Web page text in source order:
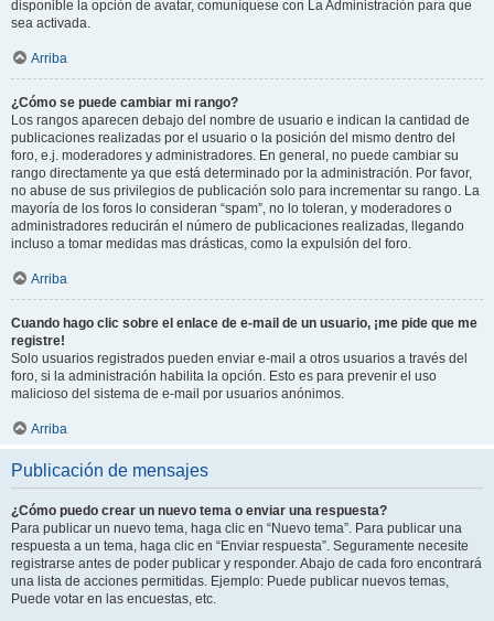
disponible la opción de avatar, comuníquese con La Administración para que
sea activada.
Arriba
¿Cómo se puede cambiar mi rango?
Los rangos aparecen debajo del nombre de usuario e indican la cantidad de
publicaciones realizadas por el usuario o la posición del mismo dentro del
foro, e.j. moderadores y administradores. En general, no puede cambiar su
rango directamente ya que está determinado por la administración. Por favor,
no abuse de sus privilegios de publicación solo para incrementar su rango. La
mayoría de los foros lo consideran “spam”, no lo toleran, y moderadores o
administradores reducirán el número de publicaciones realizadas, llegando
incluso a tomar medidas mas drásticas, como la expulsión del foro.
Arriba
Cuando hago clic sobre el enlace de e-mail de un usuario, ¡me pide que me
registre!
Solo usuarios registrados pueden enviar e-mail a otros usuarios a través del
foro, si la administración habilita la opción. Esto es para prevenir el uso
malicioso del sistema de e-mail por usuarios anónimos.
Arriba
Publicación de mensajes
¿Cómo puedo crear un nuevo tema o enviar una respuesta?
Para publicar un nuevo tema, haga clic en “Nuevo tema”. Para publicar una
respuesta a un tema, haga clic en “Enviar respuesta”. Seguramente necesite
registrarse antes de poder publicar y responder. Abajo de cada foro encontrará
una lista de acciones permitidas. Ejemplo: Puede publicar nuevos temas,
Puede votar en las encuestas, etc.